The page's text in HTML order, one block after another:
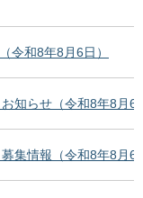
令和8年8月6日）
知らせ（令和8年8月6
集情報（令和8年8月6